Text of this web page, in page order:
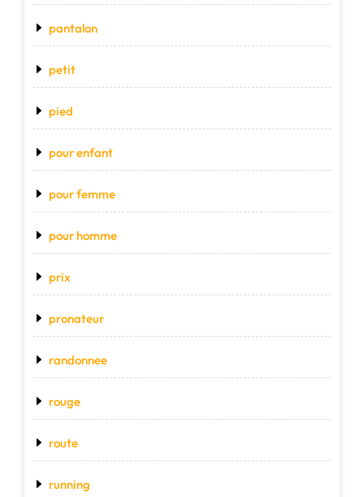
pantalon
petit
pied
pour enfant
pour femme
pour homme
prix
pronateur
randonnee
rouge
route
running